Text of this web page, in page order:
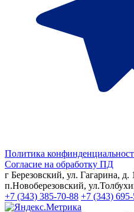
Политика
Согласие на обработку ПД
г Березовский, ул. Гагарина, д.
п.Новоберезовский,
+7 (343) 385-70-88 +7 (343)